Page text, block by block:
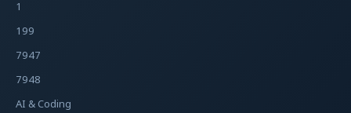
1
199
7947
7948
AI & Coding